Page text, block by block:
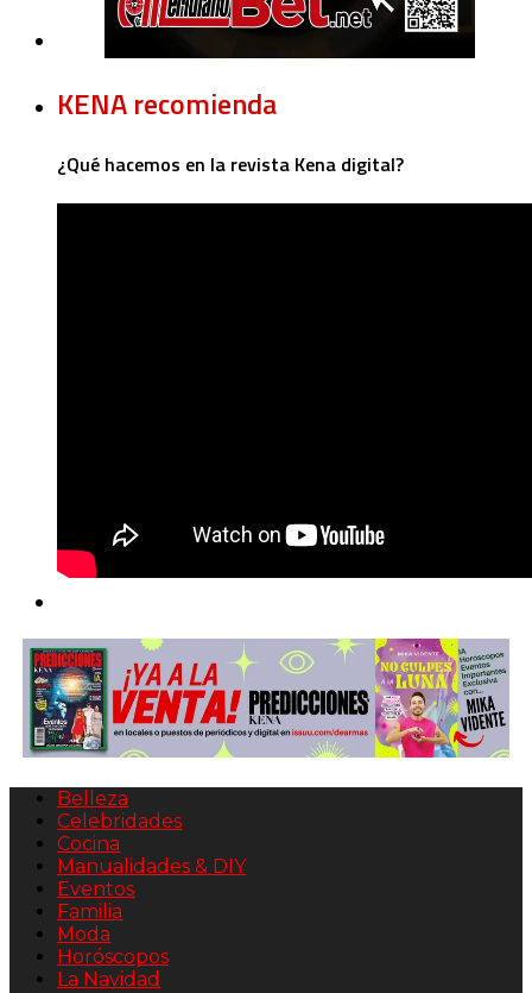
KENA recomienda
¿Qué hacemos en la revista Kena digital?
Belleza
Celebridades
Cocina
Manualidades & DIY
Eventos
Familia
Moda
Horóscopos
La Navidad